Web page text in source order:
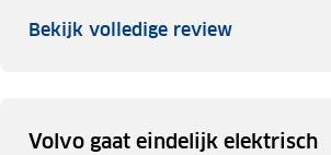
Bekijk volledige review
Volvo gaat eindelijk elektrisch